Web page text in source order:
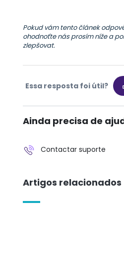
Pokud vám tento článek
ohodnoťte nás prosím níže a
zlepšovat.
Essa resposta foi útil?
Ainda precisa de
Contactar suporte
Artigos relacionados